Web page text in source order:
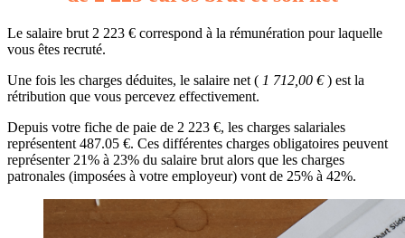
Le salaire brut 2 223 € correspond à la rémunération pour laquelle
vous êtes recruté.
Une fois les charges déduites, le salaire net ( 1 712,00 €) est la
rétribution que vous percevez effectivement.
Depuis votre fiche de paie de 2 223 €, les charges salariales
représentent 487.05 €. Ces différentes charges obligatoires peuvent
représenter 21% à 23% du salaire brut alors que les charges
patronales (imposées à votre employeur) vont de 25% à 42%.